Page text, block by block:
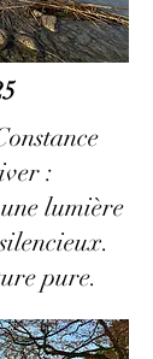
:
lumière
pure.